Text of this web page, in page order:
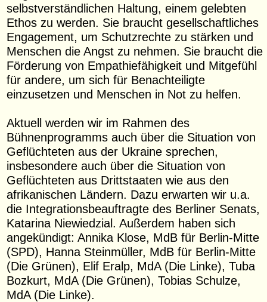
selbstverständlichen Haltung, einem gelebten
Ethos zu werden. Sie braucht gesellschaftliches
Engagement, um Schutzrechte zu stärken und
Menschen die Angst zu nehmen. Sie braucht die
Förderung von Empathiefähigkeit und Mitgefühl
für andere, um sich für Benachteiligte
einzusetzen und Menschen in Not zu helfen.
Aktuell werden wir im Rahmen des
Bühnenprogramms auch über die Situation von
Geflüchteten aus der Ukraine sprechen,
insbesondere auch über die Situation von
Geflüchteten aus Drittstaaten wie aus den
afrikanischen Ländern. Dazu erwarten wir u.a.
die Integrationsbeauftragte des Berliner Senats,
Katarina Niewiedzial. Außerdem haben sich
angekündigt: Annika Klose, MdB für Berlin-Mitte
(SPD), Hanna Steinmüller, MdB für Berlin-Mitte
(Die Grünen), Elif Eralp, MdA (Die Linke), Tuba
Bozkurt, MdA (Die Grünen), Tobias Schulze,
MdA (Die Linke).